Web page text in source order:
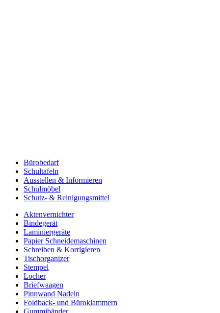
Bürobedarf
Schultafeln
Ausstellen & Informieren
Schulmöbel
Schutz- & Reinigungsmittel
Aktenvernichter
Bindegerät
Laminiergeräte
Papier Schneidemaschinen
Schreiben & Korrigieren
Tischorganizer
Stempel
Locher
Briefwaagen
Pinnwand Nadeln
Foldback- und Büroklammern
Gummibänder